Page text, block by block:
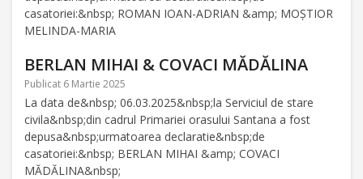
casatoriei:&nbsp; ROMAN IOAN-ADRIAN &amp; MOȘTIOR
MELINDA-MARIA
BERLAN MIHAI & COVACI MĂDĂLINA
Publicat 6 Martie 2025
La data de&nbsp; 06.03.2025&nbsp;la Serviciul de stare
civila&nbsp;din cadrul Primariei orasului Santana a fost
depusa&nbsp;urmatoarea declaratie&nbsp;de
casatoriei:&nbsp; BERLAN MIHAI &amp; COVACI
MĂDĂLINA&nbsp;